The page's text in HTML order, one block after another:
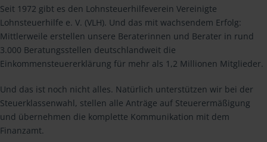
Seit 1972 gibt es den Lohnsteuerhilfeverein Vereinigte
Lohnsteuerhilfe e. V. (VLH). Und das mit wachsendem Erfolg:
Mittlerweile erstellen unsere Beraterinnen und Berater in rund
3.000 Beratungsstellen deutschlandweit die
Einkommensteuererklärung für mehr als 1,2 Millionen Mitglieder.
Und das ist noch nicht alles. Natürlich unterstützen wir bei der
Steuerklassenwahl, stellen alle Anträge auf Steuerermäßigung
und übernehmen die komplette Kommunikation mit dem
Finanzamt.